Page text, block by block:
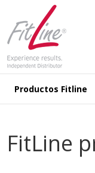
Productos Fitline
FitLine